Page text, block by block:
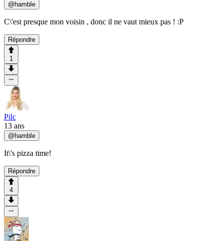
@ hamble
C\'est presque mon voisin , donc il ne vaut mieux pas ! :P
Répondre
1
Pilc
13 ans
@ hamble
It\'s pizza time!
Répondre
4